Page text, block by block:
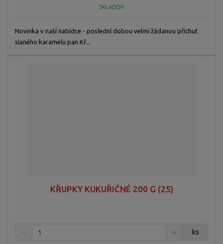
SKLADEM
Novinka v naší nabídce - poslední dobou velmi žádanou příchuť
slaného karamelu pan Kř...
KŘUPKY KUKUŘIČNÉ 200 G (25)
ks